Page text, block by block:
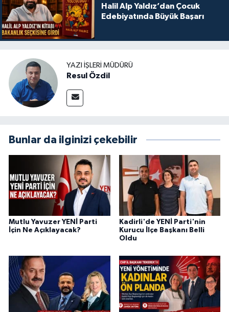
Halil Alp Yaldız’dan Çocuk
Edebiyatında Büyük Başarı
YAZI İŞLERI MÜDÜRÜ
Resul Özdil
Bunlar da ilginizi çekebilir
Mutlu Yavuzer YENİ Parti
İçin Ne Açıklayacak?
Kadirli'de YENİ Parti'nin
Kurucu İlçe Başkanı Belli
Oldu